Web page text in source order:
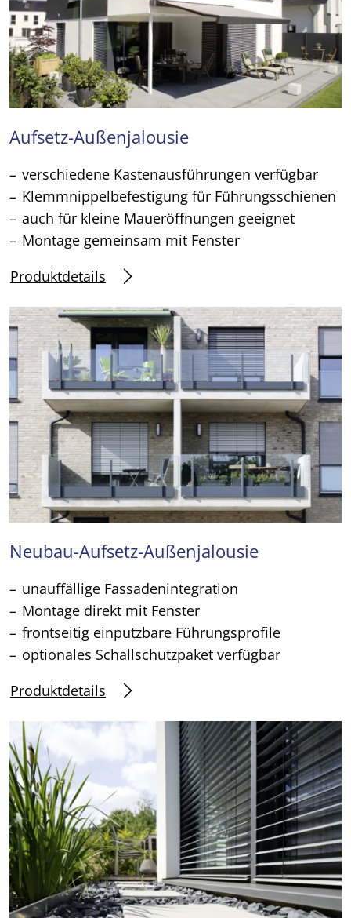
Aufsetz-Außenjalousie
verschiedene Kastenausführungen verfügbar
Klemmnippelbefestigung für Führungsschienen
auch für kleine Maueröffnungen geeignet
Montage gemeinsam mit Fenster
Produktdetails
Neubau-Aufsetz-Außenjalousie
unauffällige Fassadenintegration
Montage direkt mit Fenster
frontseitig einputzbare Führungsprofile
optionales Schallschutzpaket verfügbar
Produktdetails